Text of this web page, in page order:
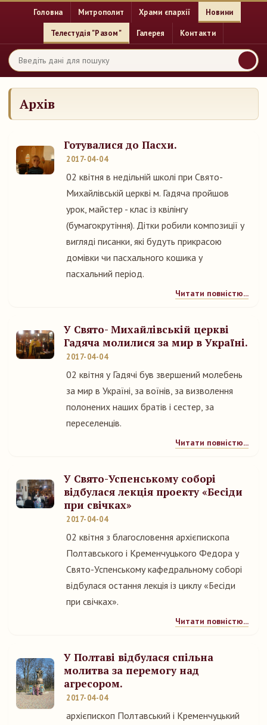
Головна Митрополит Храми єпархії Новини
Телестудія "Разом" Галерея Контакти
Архів
Готувалися до Пасхи.
2017-04-04
02 квітня в недільній школі при Свято-
Михайлівській церкві м. Гадяча пройшов
урок, майстер - клас із квілінгу
(бумагокрутіння). Дітки робили композиції у
вигляді писанки, які будуть прикрасою
домівки чи пасхального кошика у
пасхальний період.
Читати повністю...
У Свято- Михайлівській церкві
Гадяча молилися за мир в Україні.
2017-04-04
02 квітня у Гадячі був звершений молебень
за мир в Україні, за воїнів, за визволення
полонених наших братів і сестер, за
переселенців.
Читати повністю...
У Свято-Успенському соборі
відбулася лекція проекту «Бесіди
при свічках»
2017-04-04
02 квітня з благословення архієпископа
Полтавського і Кременчуцького Федора у
Свято-Успенському кафедральному соборі
відбулася остання лекція із циклу «Бесіди
при свічках».
Читати повністю...
У Полтаві відбулася спільна
молитва за перемогу над
агресором.
2017-04-04
архієпископ Полтавський і Кременчуцький